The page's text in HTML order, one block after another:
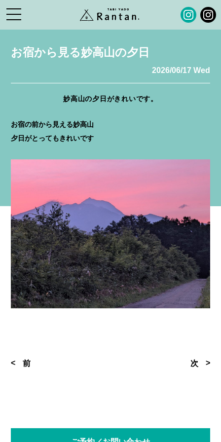
お宿から見る妙高山の夕日
2026/06/17 Wed
妙高山の夕日がきれいです。
お宿の前から見える妙高山
夕日がとってもきれいです
前 次